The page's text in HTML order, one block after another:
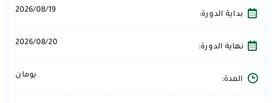
بداية الدورة: 2026/08/19
نهاية الدورة: 2026/08/20
المدة: يومان